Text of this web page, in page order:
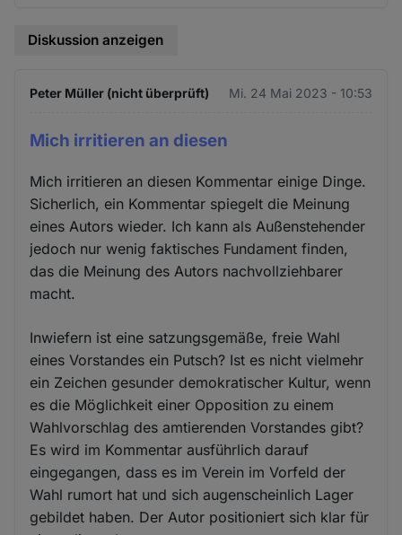
Diskussion anzeigen
Peter Müller (nicht überprüft) Mi. 24 Mai 2023 - 10:53
Mich irritieren an diesen
Mich irritieren an diesen Kommentar einige Dinge.
Sicherlich, ein Kommentar spiegelt die Meinung
eines Autors wieder. Ich kann als Außenstehender
jedoch nur wenig faktisches Fundament finden,
das die Meinung des Autors nachvollziehbarer
macht.
Inwiefern ist eine satzungsgemäße, freie Wahl
eines Vorstandes ein Putsch? Ist es nicht vielmehr
ein Zeichen gesunder demokratischer Kultur, wenn
es die Möglichkeit einer Opposition zu einem
Wahlvorschlag des amtierenden Vorstandes gibt?
Es wird im Kommentar ausführlich darauf
eingegangen, dass es im Verein im Vorfeld der
Wahl rumort hat und sich augenscheinlich Lager
gebildet haben. Der Autor positioniert sich klar für